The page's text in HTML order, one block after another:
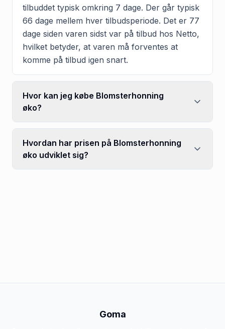
tilbuddet typisk omkring 7 dage. Der går typisk
66 dage mellem hver tilbudsperiode. Det er 77
dage siden varen sidst var på tilbud hos Netto,
hvilket betyder, at varen må forventes at
komme på tilbud igen snart.
Hvor kan jeg købe Blomsterhonning
øko?
Hvordan har prisen på Blomsterhonning
øko udviklet sig?
Goma